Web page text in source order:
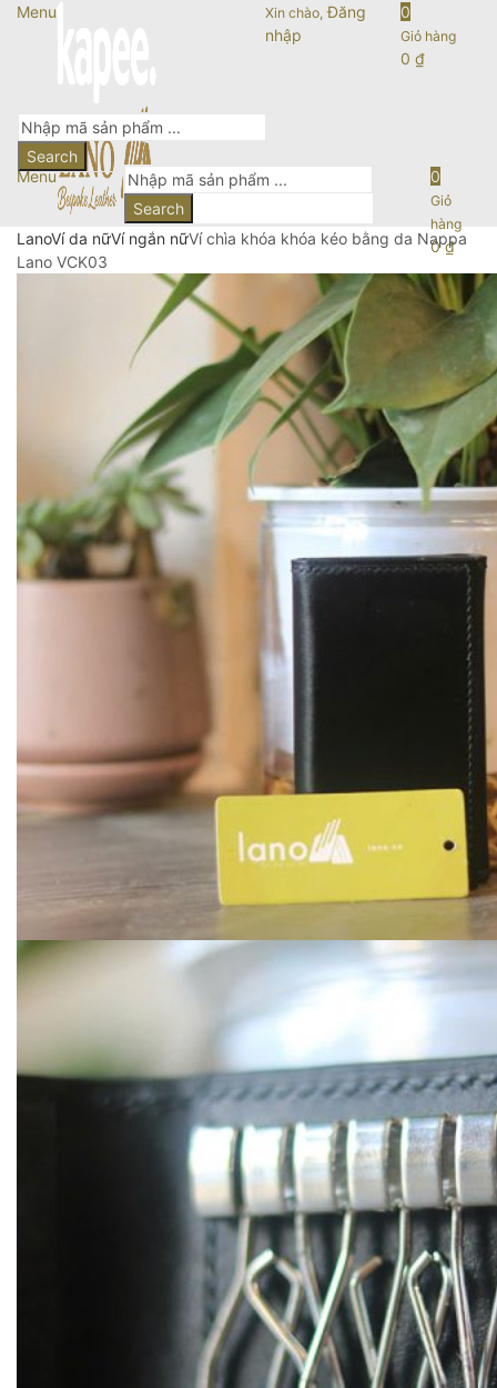
Menu Xin chào, Đăng
nhập
0
Giỏ hàng
0 ₫
Search
Menu
Search
0
Giỏ
hàng
0₫
LanoVí da nữVí ngắn nữVí chìa khóa khóa kéo bằng da Nappa
Lano VCK03